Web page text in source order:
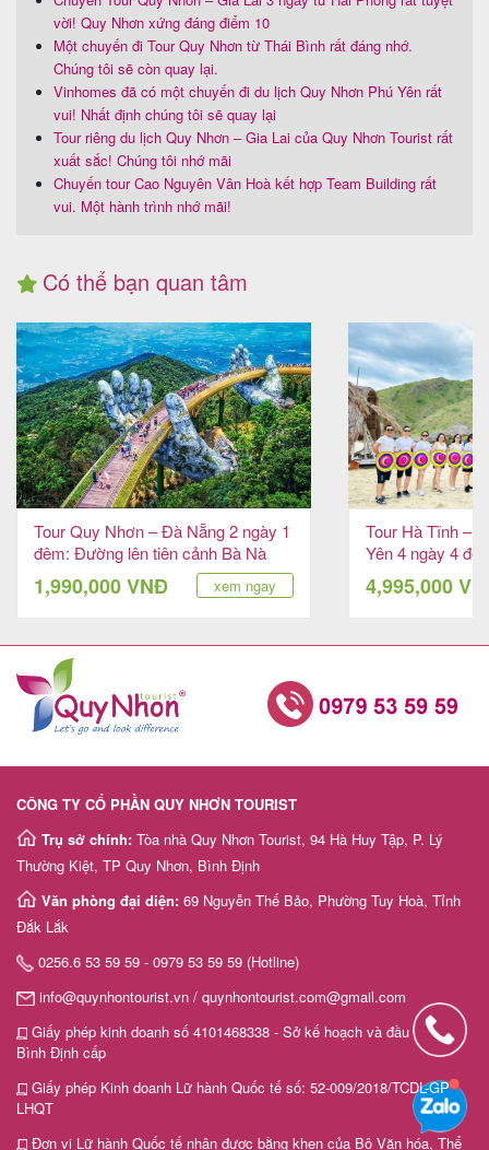
vời! Quy Nhơn xứng đáng điểm 10
Một chuyến đi Tour Quy Nhơn từ Thái Bình rất đáng nhớ.
Chúng tôi sẽ còn quay lại.
Vinhomes đã có một chuyến đi du lịch Quy Nhơn Phú Yên rất
vui! Nhất định chúng tôi sẽ quay lại
Tour riêng du lịch Quy Nhơn – Gia Lai của Quy Nhơn Tourist rất
xuất sắc! Chúng tôi nhớ mãi
Chuyến tour Cao Nguyên Vân Hoà kết hợp Team Building rất
vui. Một hành trình nhớ mãi!
Có thể bạn quan tâm
Tour Quy Nhơn – Đà Nẵng 2 ngày 1
đêm: Đường lên tiên cảnh Bà Nà
Hills
1,990,000 VNĐ xem ngay
Tour Hà Tĩnh –
Yên 4 ngày 4
đảo hoang sơ
4,995,000
CÔNG TY CỔ PHẦN QUY NHƠN TOURIST
Trụ sở chính: Tòa nhà Quy Nhơn Tourist, 94 Hà Huy Tập, P. Lý
Thường Kiệt, TP Quy Nhơn, Bình Định
Văn phòng đại diện: 69 Nguyễn Thế Bảo, Phường Tuy Hoà, Tỉnh
Đắk Lắk
0256.6 53 59 59 - 0979 53 59 59 (Hotline)
info@quynhontourist.vn / quynhontourist.com@gmail.com
Giấy phép kinh doanh số 4101468338 - Sở kế hoạch và đầu tư tỉnh
Bình Định cấp
Giấy phép Kinh doanh Lữ hành Quốc tế số: 52-009/2018/TCDL-GP
LHQT
Đơn vị Lữ hành Quốc tế nhận được bằng khen của Bộ Văn hóa, Thể